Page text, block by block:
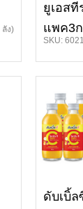
ง)
ยูเอส
แพค3
SKU:
ดับเบิ้ล